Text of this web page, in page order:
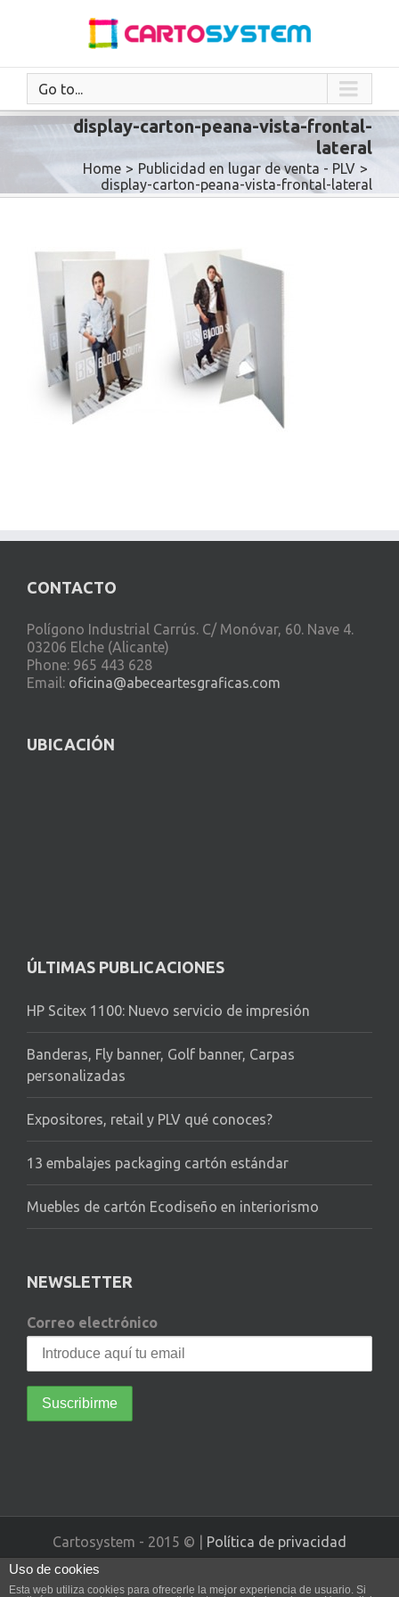
Go to...
display-carton-peana-vista-frontal-
lateral
Home > Publicidad en lugar de venta - PLV >
display-carton-peana-vista-frontal-lateral
CONTACTO
Polígono Industrial Carrús. C/ Monóvar, 60. Nave 4.
03206 Elche (Alicante)
Phone: 965 443 628
Email: oficina@abeceartesgraficas.com
UBICACIÓN
ÚLTIMAS PUBLICACIONES
HP Scitex 1100: Nuevo servicio de impresión
Banderas, Fly banner, Golf banner, Carpas
personalizadas
Expositores, retail y PLV qué conoces?
13 embalajes packaging cartón estándar
Muebles de cartón Ecodiseño en interiorismo
NEWSLETTER
Correo electrónico
Cartosystem - 2015 © | Política de privacidad
Diseño web realizado por Vissanum
Uso de cookies
Esta web utiliza cookies para ofrecerle la mejor experiencia de usuario. Si